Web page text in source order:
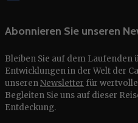
Abonnieren Sie unseren
Bleiben Sie auf dem Laufenden
Entwicklungen in der Welt der
unserenNewsletter für
Begleiten Sie uns auf dieser
Entdeckung.